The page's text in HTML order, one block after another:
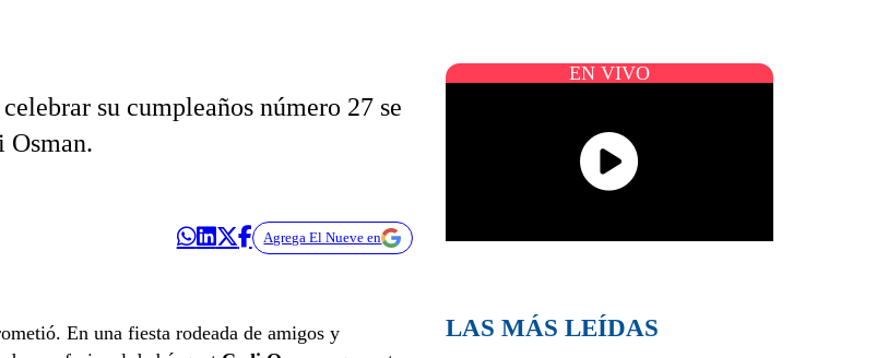
su cumpleaños número 27 se
Osman.
Agrega El Nueve en
En una fiesta rodeada de amigos y
EN VIVO
LAS MÁS LEÍDAS